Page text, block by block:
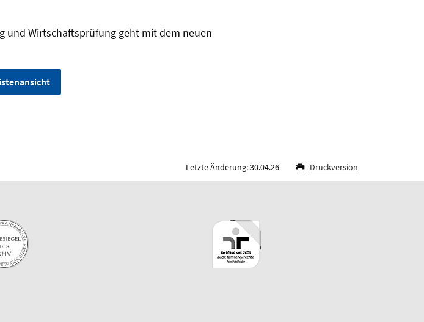
und Wirtschaftsprüfung geht mit dem neuen
Letzte Änderung: 30.04.26 Druckversion